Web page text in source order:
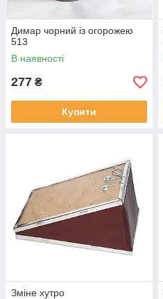
Димар чорний із огорожею
513
В наявності
277 ₴
Купити
Зміне хутро